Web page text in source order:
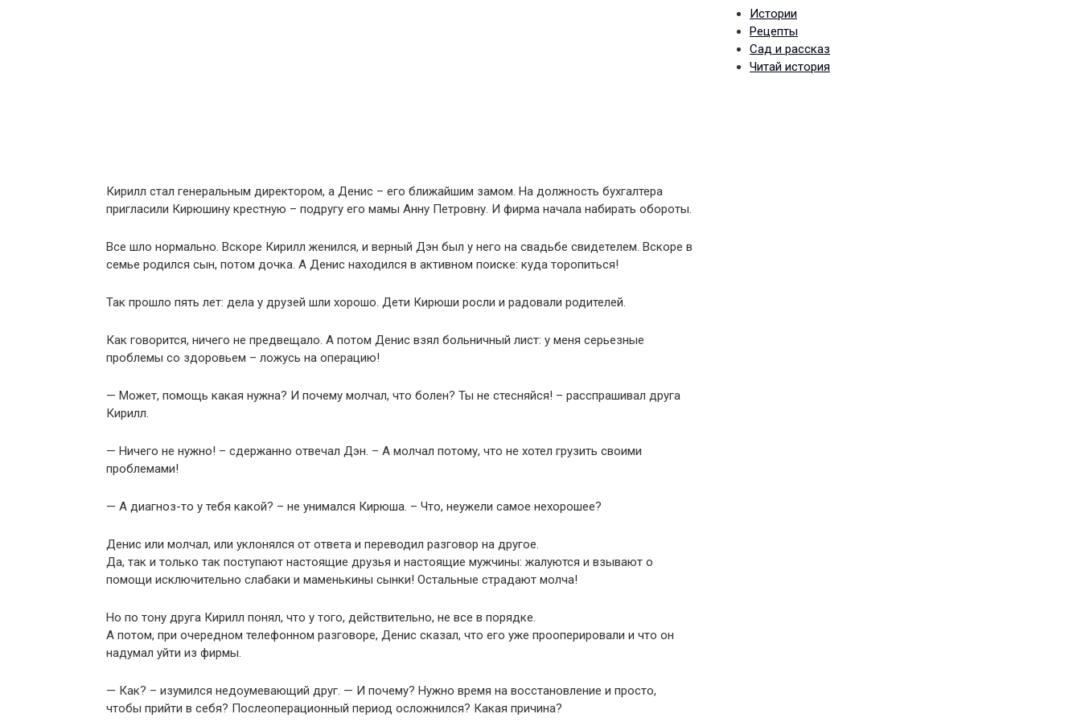
Кирилл стал генеральным директором, а Денис – его ближайшим замом. На должность бухгалтера
пригласили Кирюшину крестную – подругу его мамы Анну Петровну. И фирма начала набирать обороты.
Все шло нормально. Вскоре Кирилл женился, и верный Дэн был у него на свадьбе свидетелем. Вскоре в
семье родился сын, потом дочка. А Денис находился в активном поиске: куда торопиться!
Так прошло пять лет: дела у друзей шли хорошо. Дети Кирюши росли и радовали родителей.
Как говорится, ничего не предвещало. А потом Денис взял больничный лист: у меня серьезные
проблемы со здоровьем – ложусь на операцию!
— Может, помощь какая нужна? И почему молчал, что болен? Ты не стесняйся! – расспрашивал друга
Кирилл.
— Ничего не нужно! – сдержанно отвечал Дэн. – А молчал потому, что не хотел грузить своими
проблемами!
— А диагноз-то у тебя какой? – не унимался Кирюша. – Что, неужели самое нехорошее?
Денис или молчал, или уклонялся от ответа и переводил разговор на другое.
Да, так и только так поступают настоящие друзья и настоящие мужчины: жалуются и взывают о
помощи исключительно слабаки и маменькины сынки! Остальные страдают молча!
Но по тону друга Кирилл понял, что у того, действительно, не все в порядке.
А потом, при очередном телефонном разговоре, Денис сказал, что его уже прооперировали и что он
надумал уйти из фирмы.
— Как? – изумился недоумевающий друг. — И почему? Нужно время на восстановление и просто,
чтобы прийти в себя? Послеоперационный период осложнился? Какая причина?
Истории
Рецепты
Сад и рассказ
Читай история